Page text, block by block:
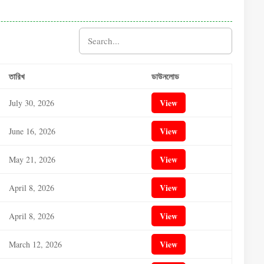
তারিখ ডাউনলোড
July 30, 2026 View
June 16, 2026 View
May 21, 2026 View
April 8, 2026 View
April 8, 2026 View
March 12, 2026 View